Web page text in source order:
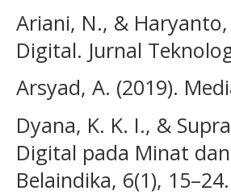
Ariani, N., &
Digital. Jurnal
Arsyad, A. (2019).
Dyana, K. K. I., &
Digital pada Minat
Belaindika, 6(1), 15–24.